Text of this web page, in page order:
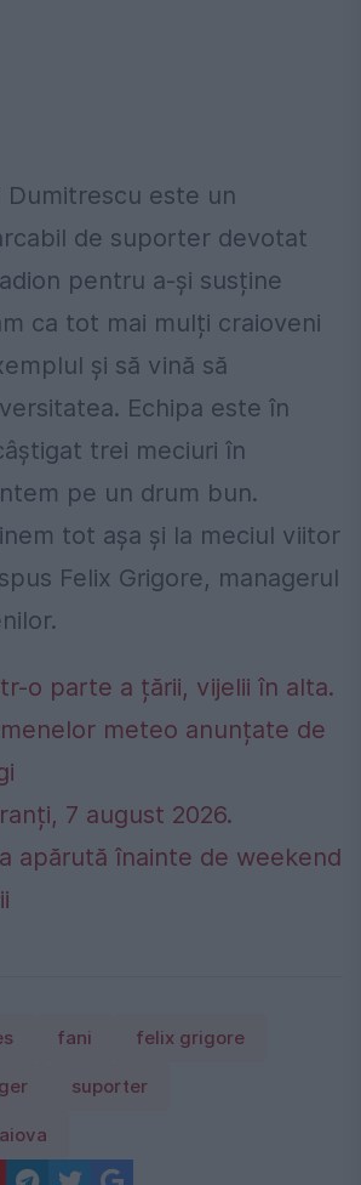
Dumitrescu este un
de suporter devotat
pentru a-și susține
ca tot mai mulți craioveni
și să vină să
Echipa este în
trei meciuri în
pe un drum bun.
tot așa și la meciul viitor
Felix Grigore, managerul
o parte a țării, vijelii în alta.
meteo anunțate de
7 august 2026.
apărută înainte de weekend
fani felix grigore
suporter